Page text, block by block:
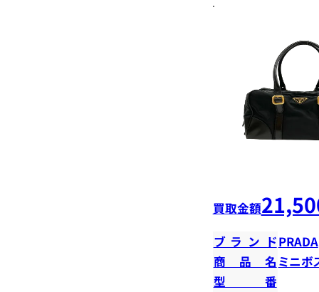
買取金額
ブランドPRADA
商品名 ミニボ
型番